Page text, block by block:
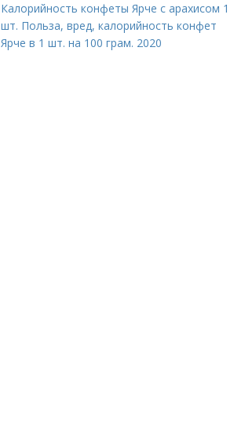
Калорийность конфеты Ярче с арахисом 1
шт. Польза, вред, калорийность конфет
Ярче в 1 шт. на 100 грам. 2020